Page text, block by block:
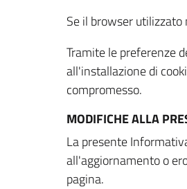
Se il browser
Tramite le preferenze
all'installazione di
compromesso.
MODIFICHE ALLA
La presente
all'aggiornamento o
pagina.